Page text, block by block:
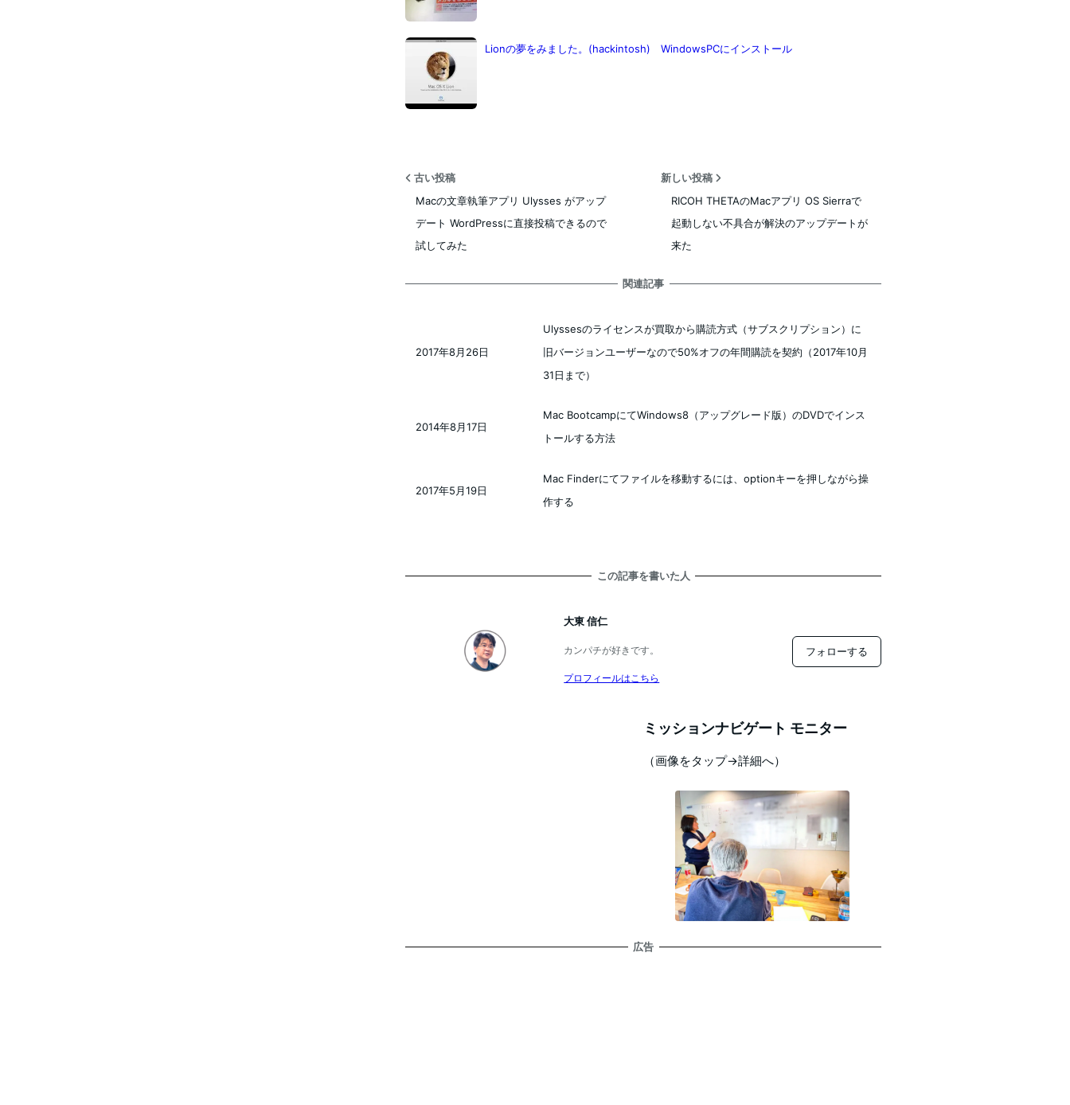
Lionの夢をみました。(hackintosh) WindowsPCにインストール
古い投稿
Macの文章執筆アプリ Ulysses がアップ
デート WordPressに直接投稿できるので
試してみた
新しい投稿
RICOH THETAのMacアプリ OS Sierraで
起動しない不具合が解決のアップデートが
来た
関連記事
Ulyssesのライセンスが買取から購読方式（サブスクリプション）に
旧バージョンユーザーなので50%オフの年間購読を契約（2017年10月
31日まで）
2017年8月26日
Mac BootcampにてWindows8（アップグレード版）のDVDでインス
トールする方法
2014年8月17日
Mac Finderにてファイルを移動するには、optionキーを押しながら操
作する
2017年5月19日
この記事を書いた人
大東 信仁
カンパチが好きです。
プロフィールはこちら
フォローする
ミッションナビゲート モニター
（画像をタップ→詳細へ）
広告